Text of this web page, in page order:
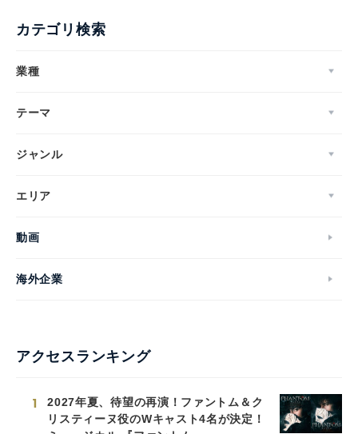
カテゴリ検索
業種
テーマ
ジャンル
エリア
動画
海外企業
アクセスランキング
1
2027年夏、待望の再演！ファントム＆ク
リスティーヌ役のWキャスト4名が決定！